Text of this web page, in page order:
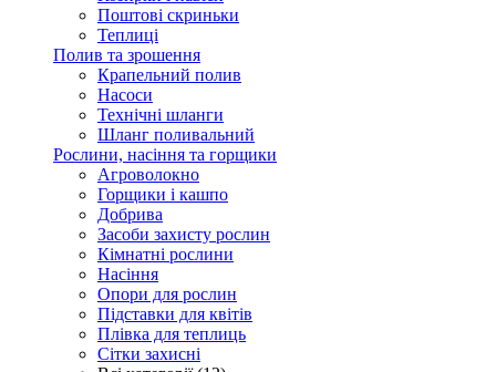
Поштові скриньки
Теплиці
Полив та зрошення
Крапельний полив
Насоси
Технічні шланги
Шланг поливальний
Рослини, насіння та горщики
Агроволокно
Горщики і кашпо
Добрива
Засоби захисту рослин
Кімнатні рослини
Насіння
Опори для рослин
Підставки для квітів
Плівка для теплиць
Сітки захисні